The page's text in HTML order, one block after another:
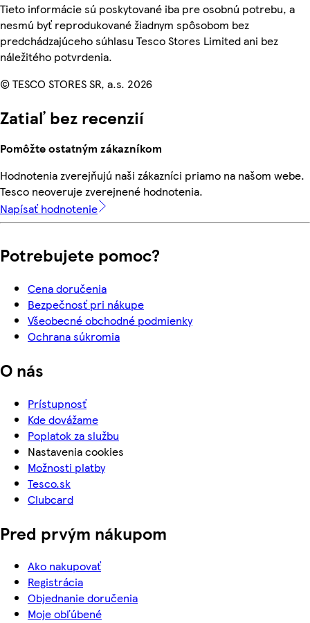
Tieto informácie sú poskytované iba pre osobnú potrebu, a
nesmú byť reprodukované žiadnym spôsobom bez
predchádzajúceho súhlasu Tesco Stores Limited ani bez
náležitého potvrdenia.
© TESCO STORES SR, a.s. 2026
Zatiaľ bez recenzií
Pomôžte ostatným zákazníkom
Hodnotenia zverejňujú naši zákazníci priamo na našom webe.
Tesco neoveruje zverejnené hodnotenia.
Napísať hodnotenie
Potrebujete pomoc?
Cena doručenia
Bezpečnosť pri nákupe
Všeobecné obchodné podmienky
Ochrana súkromia
O nás
Prístupnosť
Kde dovážame
Poplatok za službu
Nastavenia cookies
Možnosti platby
Tesco.sk
Clubcard
Pred prvým nákupom
Ako nakupovať
Registrácia
Objednanie doručenia
Moje obľúbené